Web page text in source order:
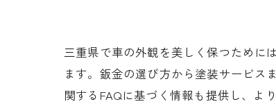
三重県で車の外観を美しく保つために
ます。鈑金の選び方から塗装サービス
関するFAQに基づく情報も提供し、よ